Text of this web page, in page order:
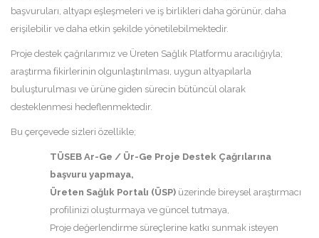
başvuruları, altyapı eşleşmeleri ve iş birlikleri daha görünür, daha
erişilebilir ve daha etkin şekilde yönetilebilmektedir.
Proje destek çağrılarımız ve Üreten Sağlık Platformu aracılığıyla;
araştırma fikirlerinin olgunlaştırılması, uygun altyapılarla
buluşturulması ve ürüne giden sürecin bütüncül olarak
desteklenmesi hedeflenmektedir.
Bu çerçevede sizleri özellikle;
TÜSEB Ar-Ge / Ür-Ge Proje Destek Çağrılarına
başvuru yapmaya,
Üreten Sağlık Portalı (ÜSP) üzerinde bireysel araştırmacı
profilinizi oluşturmaya ve güncel tutmaya,
Proje değerlendirme süreçlerine katkı sunmak isteyen